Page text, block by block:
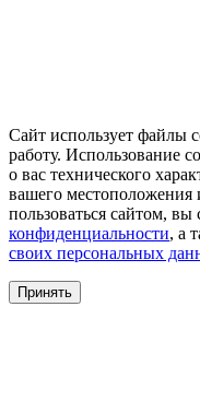
Сайт использует файлы
работу. Использование
о вас технического
вашего
пользоваться сайтом, вы
конфиденциальности, а
своих персональных
Принять